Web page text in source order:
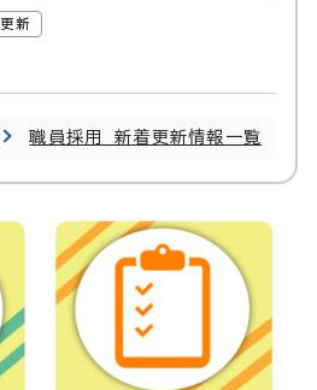
更新
職員採用 新着更新情報一覧